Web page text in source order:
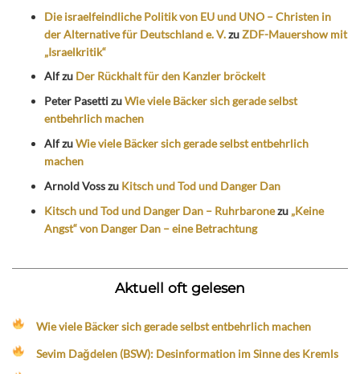
Die israelfeindliche Politik von EU und UNO – Christen in
der Alternative für Deutschland e. V.zuZDF-Mauershow mit
„Israelkritik“
Alfzu Der Rückhalt für den Kanzler bröckelt
Peter PasettizuWie viele Bäcker sich gerade selbst
entbehrlich machen
AlfzuWie viele Bäcker sich gerade selbst entbehrlich
machen
Arnold Vosszu Kitsch und Tod und Danger Dan
Kitsch und Tod und Danger Dan – Ruhrbaronezu „Keine
Angst“ von Danger Dan – eine Betrachtung
Aktuell oft gelesen
Wie viele Bäcker sich gerade selbst entbehrlich machen
Sevim Dağdelen (BSW): Desinformation im Sinne des Kremls